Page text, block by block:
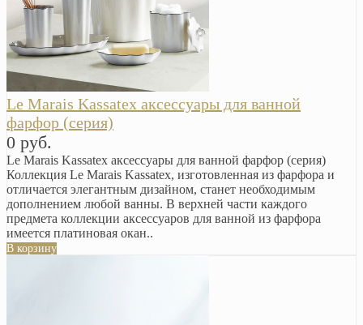
Le Marais Kassatex аксессуары для ванной
фарфор (серия)
0 руб.
Le Marais Kassatex аксессуары для ванной фарфор (серия)
Коллекция Le Marais Kassatex, изготовленная из фарфора и
отличается элегантным дизайном, станет необходимым
дополнением любой ванны. В верхней части каждого
предмета коллекции аксессуаров для ванной из фарфора
имеется платиновая окан..
В корзину